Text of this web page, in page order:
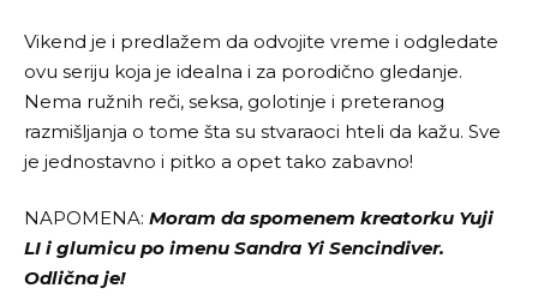
Vikend je i predlažem da odvojite vreme i odgledate
ovu seriju koja je idealna i za porodično gledanje.
Nema ružnih reči, seksa, golotinje i preteranog
razmišljanja o tome šta su stvaraoci hteli da kažu. Sve
je jednostavno i pitko a opet tako zabavno!
NAPOMENA: Moram da spomenem kreatorku Yuji
LI i glumicu po imenu Sandra Yi Sencindiver.
Odlična je!